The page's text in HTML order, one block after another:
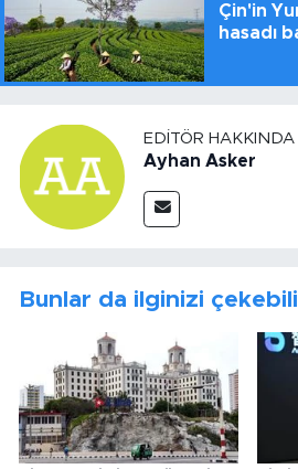
Çin'in
hasadı
EDITÖR HAKKINDA
Ayhan Asker
Bunlar da ilginizi